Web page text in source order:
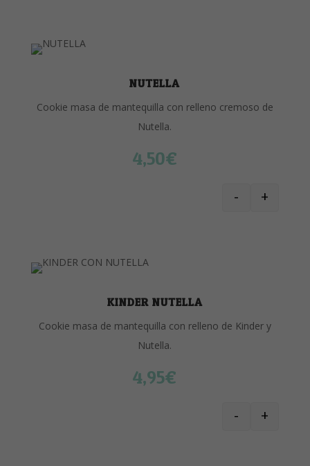
NUTELLA
Cookie masa de mantequilla con relleno cremoso de
Nutella.
4,50€
NUTELLA
- +
KINDER NUTELLA
Cookie masa de mantequilla con relleno de Kinder y
Nutella.
4,95€
KINDER
- +